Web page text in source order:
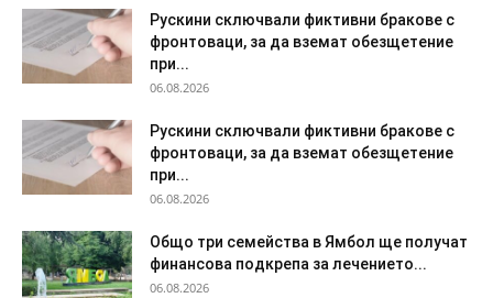
Рускини сключвали фиктивни бракове с
фронтоваци, за да вземат обезщетение
при...
06.08.2026
Рускини сключвали фиктивни бракове с
фронтоваци, за да вземат обезщетение
при...
06.08.2026
Общо три семейства в Ямбол ще получат
финансова подкрепа за лечението...
06.08.2026